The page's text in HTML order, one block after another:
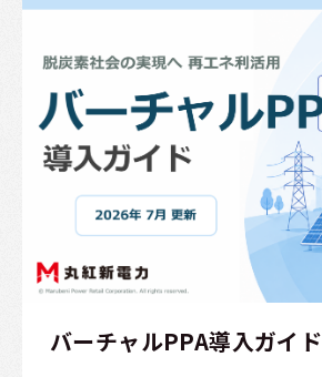
バーチャルPPA導入ガイド